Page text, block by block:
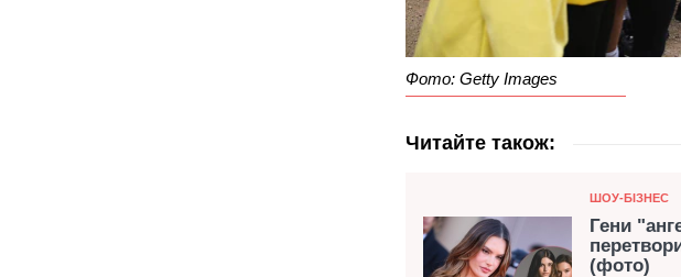
Фото: Getty Images
Читайте також:
Категорія
ШОУ-БІЗНЕС
Гени
(фото)